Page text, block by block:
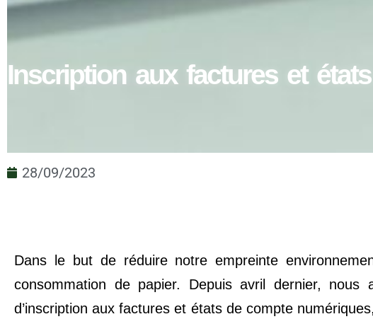
28/09/2023
Inscription aux factures et
Dans le but de réduire notre empreinte
consommation de papier. Depuis avril dernier,
d’inscription aux factures et états de compte